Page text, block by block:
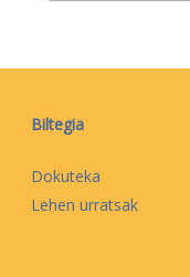
Biltegia
Dokuteka
Lehen urratsak